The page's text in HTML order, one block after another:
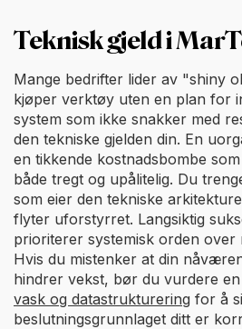
Teknisk gjeld i
Mange bedrifter lider av "shiny
kjøper verktøy uten en plan for
system som ikke snakker med
den tekniske gjelden din. En
en tikkende kostnadsbombe
både tregt og upålitelig. Du
som eier den tekniske
flyter uforstyrret. Langsiktig
prioriterer systemisk orden over
Hvis du mistenker at din
hindrer vekst, bør du vurdere
vask og datastrukturering for å
beslutningsgrunnlaget ditt er